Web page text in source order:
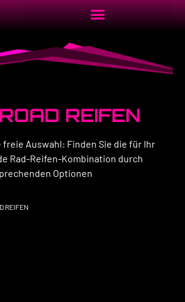
REIFEN
freie Auswahl: Finden Sie die für Ihr
Rad-Reifen-Kombination durch
Optionen
REIFEN